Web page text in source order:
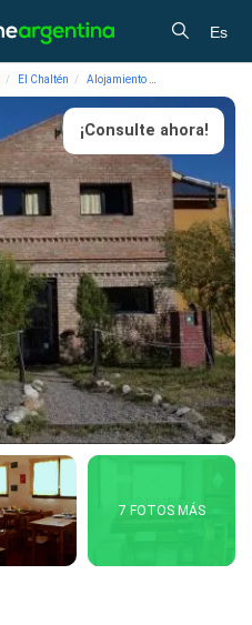
Es
El Chaltén Alojamiento
¡Consulte ahora!
7 FOTOS MÁS